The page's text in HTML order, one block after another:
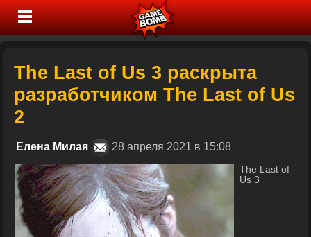
The Last of Us 3 раскрыта
разработчиком The Last of Us
2
Елена Милая 28 апреля 2021 в 15:08
The Last of
Us 3